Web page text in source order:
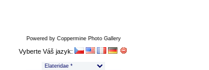
Powered by Coppermine Photo Gallery
Vyberte Váš jazyk: